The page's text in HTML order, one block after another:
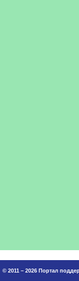
© 2011 – 2026 Портал